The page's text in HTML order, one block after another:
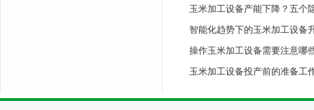
玉米加工设备产能下降？五个
智能化趋势下的玉米加工设备
操作玉米加工设备需要注意哪
玉米加工设备投产前的准备工